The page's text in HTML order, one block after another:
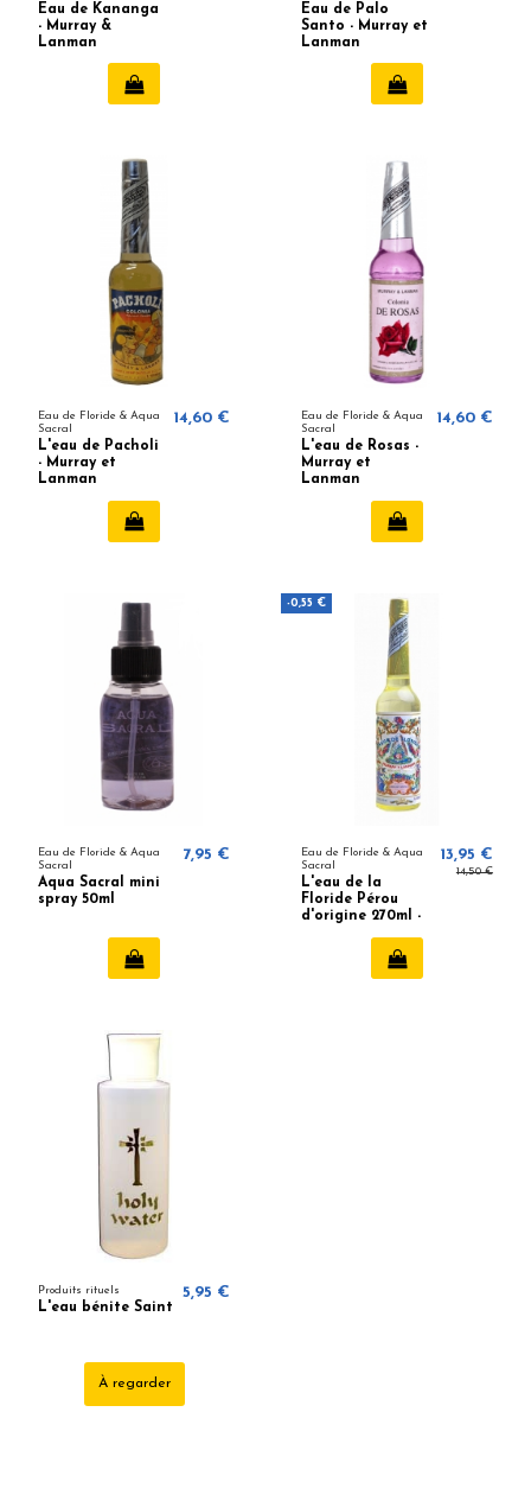
Eau de Kananga
- Murray &
Lanman
Eau de Palo
Santo - Murray et
Lanman
Eau de Floride & Aqua
Sacral
L'eau de Pacholi
- Murray et
Lanman
14,60 €
Eau de Floride & Aqua
Sacral
L'eau de Rosas -
Murray et
Lanman
14,60 €
Eau de Floride & Aqua
Sacral
Aqua Sacral mini
spray 50ml
7,95 €
-0,55 €
Eau de Floride & Aqua
Sacral
L'eau de la
Floride Pérou
d'origine 270ml -
13,95 €
14,50 €
Produits rituels
L'eau bénite Saint
5,95 €
À regarder